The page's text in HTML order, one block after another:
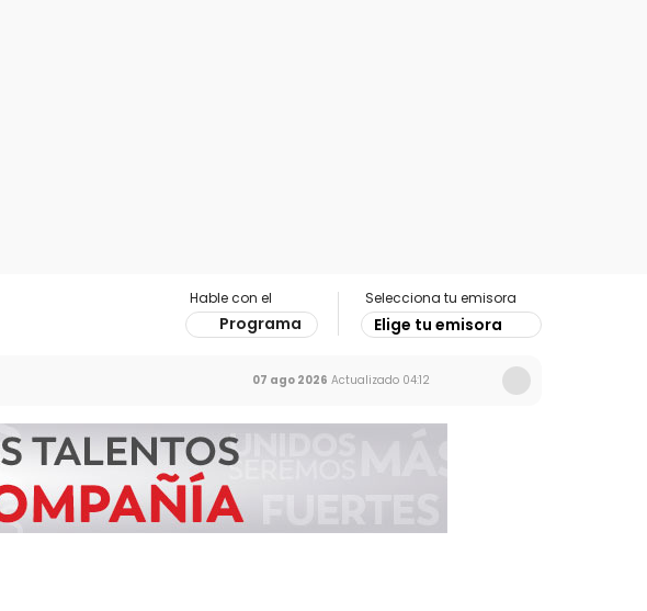
Hable con el
Programa
Selecciona tu emisora
Elige tu emisora
07 ago 2026 Actualizado 04:12